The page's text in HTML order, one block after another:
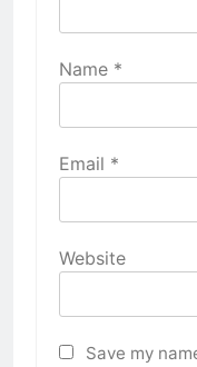
Name *
Email *
Website
Save my